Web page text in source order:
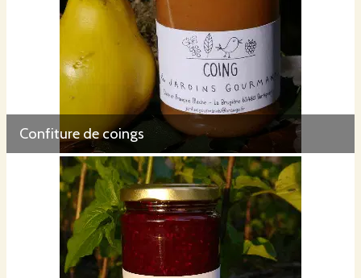
Confiture de coings